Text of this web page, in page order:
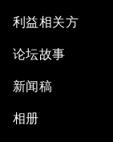
利益相关方
论坛故事
新闻稿
相册